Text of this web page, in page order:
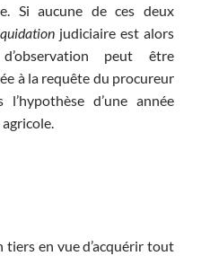
Si aucune de ces deux
judiciaire est alors
peut être
à la requête du procureur
d’une année
en vue d’acquérir tout